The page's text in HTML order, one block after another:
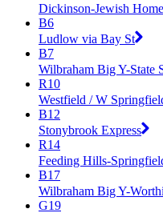
Dickinson-Jewish
B6
Ludlow via Bay St
B7
Wilbraham Big Y-State
R10
Westfield / W
B12
Stonybrook Express
R14
Feeding Hills-
B17
Wilbraham Big Y-
G19